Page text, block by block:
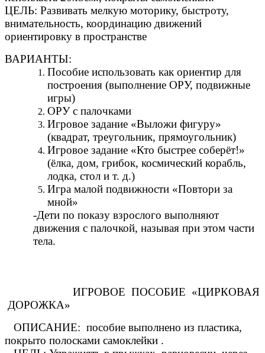
ЦЕЛЬ: Развивать мелкую моторику, быстроту,
внимательность, координацию движений
ориентировку в пространстве
ВАРИАНТЫ:
Пособие использовать как ориентир для
построения (выполнение ОРУ, подвижные
игры)
ОРУ с палочками
Игровое задание «Выложи фигуру»
(квадрат, треугольник, прямоугольник)
Игровое задание «Кто быстрее соберёт!»
(ёлка, дом, грибок, космический корабль,
лодка, стол и т. д.)
Игра малой подвижности «Повтори за
мной»
-Дети по показу взрослого выполняют
движения с палочкой, называя при этом части
тела.
ИГРОВОЕ ПОСОБИЕ «ЦИРКОВАЯ
ДОРОЖКА»
ОПИСАНИЕ: пособие выполнено из пластика,
покрыто полосками самоклейки .